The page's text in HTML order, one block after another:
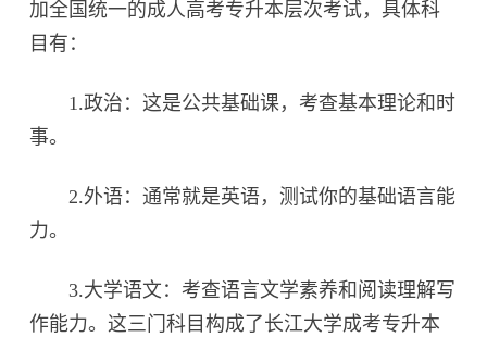
加全国统一的成人高考专升本层次考试，具体科
目有：
1.政治：这是公共基础课，考查基本理论和时
事。
2.外语：通常就是英语，测试你的基础语言能
力。
3.大学语文：考查语言文学素养和阅读理解写
作能力。这三门科目构成了长江大学成考专升本